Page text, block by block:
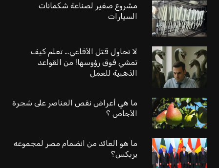
مشروع صغير لصناعة شكمانات
السيارات
لا تحاول قتل الأفاعي… تعلم كيف
تمشي فوق رؤوسها! من القواعد
الذهبية للعمل
ما هي أعراض نقص العناصر على شجرة
الأجاص ؟
ما هو العائد من انضمام مصر لمجموعه
بريكس؟